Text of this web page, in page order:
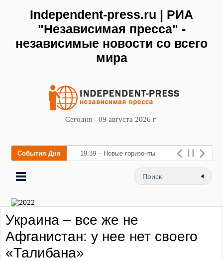
Independent-press.ru | РИА
"Независимая пресса" -
независимые новости со всего
мира
Сегодня - 09 августа 2026 г
События Дня 19:39 – Новые горизонты
флебологии: в Москве
открылся «Городской центр
заболеваний вен и
профилактики
Украина – все же не
Афганистан: у нее нет своего
«Талибана»